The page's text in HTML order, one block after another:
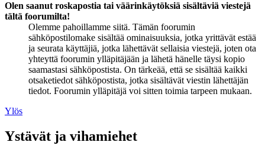
Olen saanut roskapostia tai väärinkäytöksiä sisältäviä viestejä
tältä foorumilta!
Olemme pahoillamme siitä. Tämän foorumin
sähköpostilomake sisältää ominaisuuksia, jotka yrittävät estää
ja seurata käyttäjiä, jotka lähettävät sellaisia viestejä, joten ota
yhteyttä foorumin ylläpitäjään ja lähetä hänelle täysi kopio
saamastasi sähköpostista. On tärkeää, että se sisältää kaikki
otsaketiedot sähköpostista, jotka sisältävät viestin lähettäjän
tiedot. Foorumin ylläpitäjä voi sitten toimia tarpeen mukaan.
Ylös
Ystävät ja vihamiehet